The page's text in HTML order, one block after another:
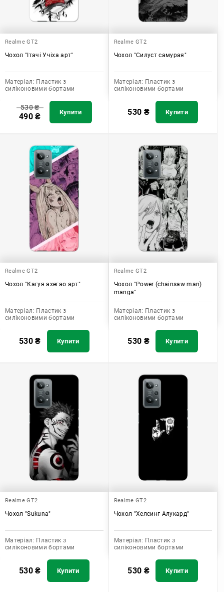
Realme GT2
Чохол "Ітачі Учіха арт"
Матеріал: Пластик з
силіконовими бортами
530₴
490₴ Купити
Realme GT2
Чохол "Силуєт самурая"
Матеріал: Пластик з
силіконовими бортами
530 ₴ Купити
Realme GT2
Чохол "Кагуя ахегао арт"
Матеріал: Пластик з
силіконовими бортами
530₴ Купити
Realme GT2
Чохол "Power (chainsaw man)
manga"
Матеріал: Пластик з
силіконовими бортами
530 ₴ Купити
Realme GT2
Чохол "Sukuna"
Матеріал: Пластик з
силіконовими бортами
530₴ Купити
Realme GT2
Чохол "Хелсинг Алукард"
Матеріал: Пластик з
силіконовими бортами
530 ₴ Купити